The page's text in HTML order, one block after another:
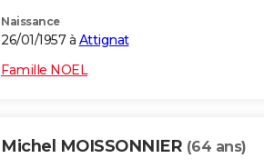
Naissance
26/01/1957 à Attignat
Famille NOEL
Michel MOISSONNIER (64 ans)